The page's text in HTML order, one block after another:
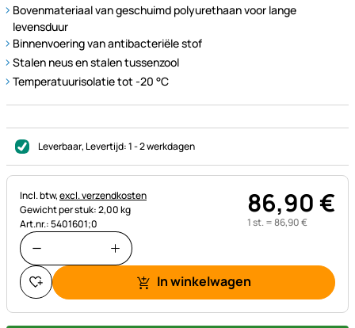
Bovenmateriaal van geschuimd polyurethaan voor lange
levensduur
Binnenvoering van antibacteriële stof
Stalen neus en stalen tussenzool
Temperatuurisolatie tot -20 °C
Leverbaar, Levertijd:1 - 2 werkdagen
Belastinginformatie:
Incl. btw,excl. verzendkosten
Gewicht per stuk: 2,00 kg
Art.nr.: 5401601;0
86,90€
1 st. =86,90€
In winkelwagen